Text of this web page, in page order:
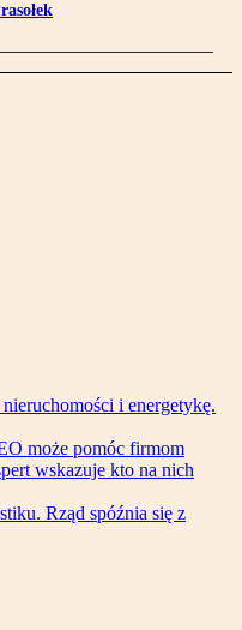
i energetykę.
może pomóc firmom
wskazuje kto na nich
Rząd spóźnia się z